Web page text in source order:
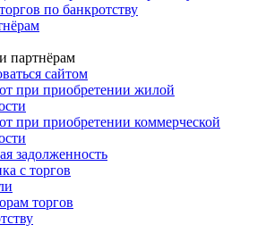
по банкротству
партнёрам
сайтом
при приобретении жилой
при приобретении коммерческой
задолженность
с торгов
торгов